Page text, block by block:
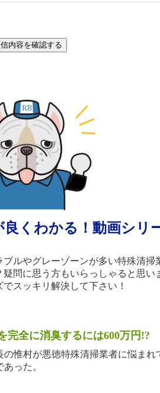
良くわかる！動画シリ
ブルやグレーゾーンが多い特殊清掃
疑問に思う方もいらっしゃると思い
スッキリ解決して下さい！
完全に消臭するには600万円!?
惟村が悪徳特殊清掃業者に悩まれ
った。